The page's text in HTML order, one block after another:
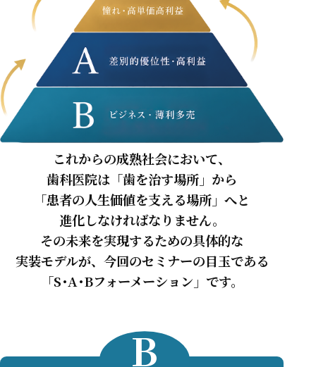
これからの成熟社会において、
歯科医院は「歯を治す場所」から
「患者の人生価値を支える場所」へと
進化しなければなりません。
その未来を実現するための具体的な
実装モデルが、 今回のセミナーの目玉である
「S･A･Bフォーメーション」です。
B